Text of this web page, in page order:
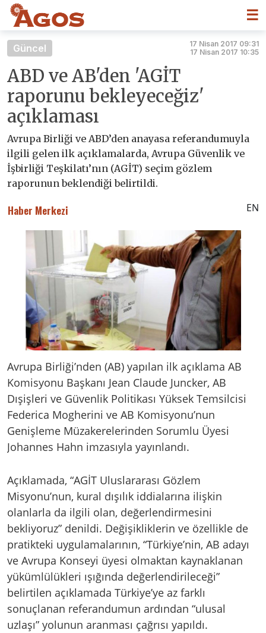
☰
Güncel
17 Nisan 2017 09:31
17 Nisan 2017 10:35
ABD ve AB'den 'AGİT
raporunu bekleyeceğiz'
açıklaması
Avrupa Birliği ve ABD’den anayasa referandumuyla
ilgili gelen ilk açıklamalarda, Avrupa Güvenlik ve
İşbirliği Teşkilatı’nın (AGİT) seçim gözlem
raporunun beklendiği belirtildi.
Haber Merkezi EN
Avrupa Birliği’nden (AB) yapılan ilk açıklama AB
Komisyonu Başkanı Jean Claude Juncker, AB
Dışişleri ve Güvenlik Politikası Yüksek Temsilcisi
Federica Mogherini ve AB Komisyonu’nun
Genişleme Müzakerelerinden Sorumlu Üyesi
Johannes Hahn imzasıyla yayınlandı.
Açıklamada, “AGİT Uluslararası Gözlem
Misyonu’nun, kural dışılık iddialarına ilişkin
olanlarla da ilgili olan, değerlendirmesini
bekliyoruz” denildi. Değişikliklerin ve özellikle de
pratikteki uygulamalarının, “Türkiye’nin, AB adayı
ve Avrupa Konseyi üyesi olmaktan kaynaklanan
yükümlülükleri ışığında değerlendirileceği”
belirtilen açıklamada Türkiye’ye az farklı
sonuçlanan referandumun ardından “ulusal
uzlaşı” yolunun aranması çağrısı yapıldı.